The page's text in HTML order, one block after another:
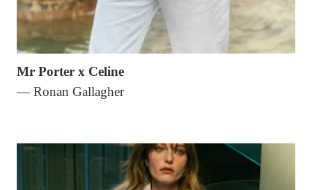
Mr Porter x Celine
— Ronan Gallagher